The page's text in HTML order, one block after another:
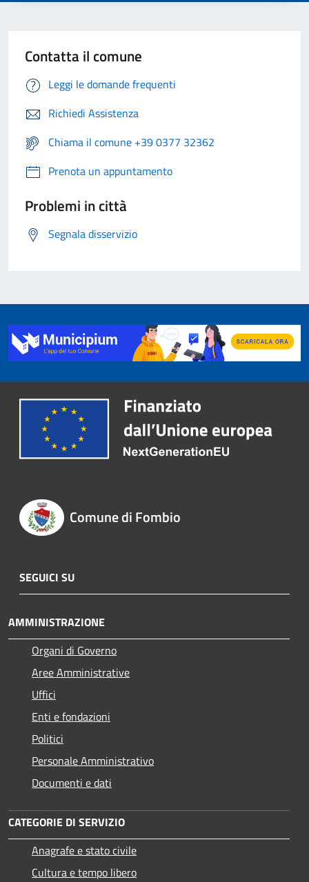
Contatta il comune
Leggi le domande frequenti
Richiedi Assistenza
Chiama il comune +39 0377 32362
Prenota un appuntamento
Problemi in città
Segnala disservizio
Comune di Fombio
SEGUICI SU
AMMINISTRAZIONE
Organi di Governo
Aree Amministrative
Uffici
Enti e fondazioni
Politici
Personale Amministrativo
Documenti e dati
CATEGORIE DI SERVIZIO
Anagrafe e stato civile
Cultura e tempo libero